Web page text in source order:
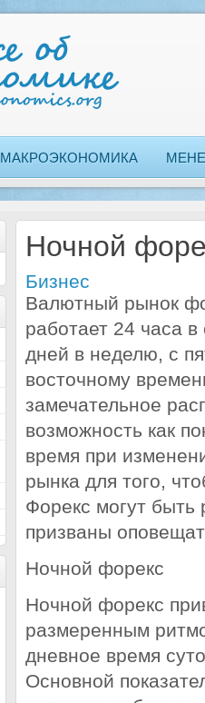
МАКРОЭКОНОМИКА
Ночной
Бизнес
Валютный рынок
работает 24 часа
дней в неделю, с
восточному
замечательное
возможность как
время при
рынка для того,
Форекс могут
призваны
Ночной форекс
Ночной форекс
размеренным
дневное время
Основной